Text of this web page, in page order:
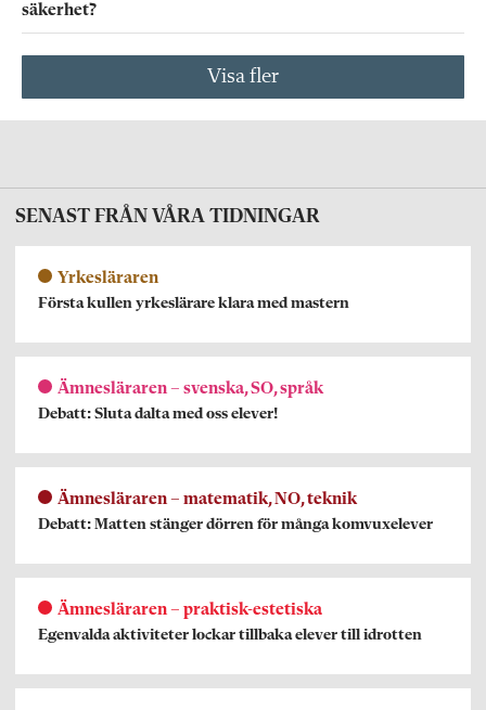
säkerhet?
Visa fler
SENAST FRÅN VÅRA TIDNINGAR
Yrkesläraren
Första kullen yrkeslärare klara med mastern
Ämnesläraren – svenska, SO, språk
Debatt: Sluta dalta med oss elever!
Ämnesläraren – matematik, NO, teknik
Debatt: Matten stänger dörren för många komvuxelever
Ämnesläraren – praktisk-estetiska
Egenvalda aktiviteter lockar tillbaka elever till idrotten